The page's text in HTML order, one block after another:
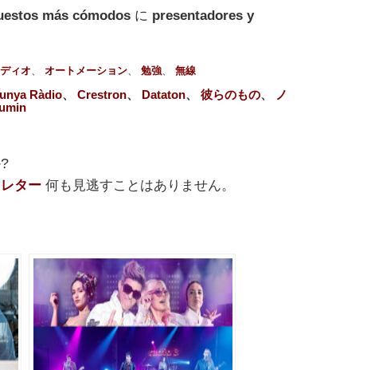
más cómodos に presentadores y
ィオ オートメーション 勉強 無線
Ràdio、 Crestron、 Dataton、 彼らのもの、
ノ
ター 何も見逃すことはありません。